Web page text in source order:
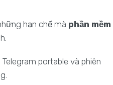
hạn chế mà phần mềm
portable và phiên